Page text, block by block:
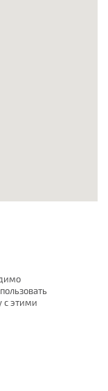
с этими